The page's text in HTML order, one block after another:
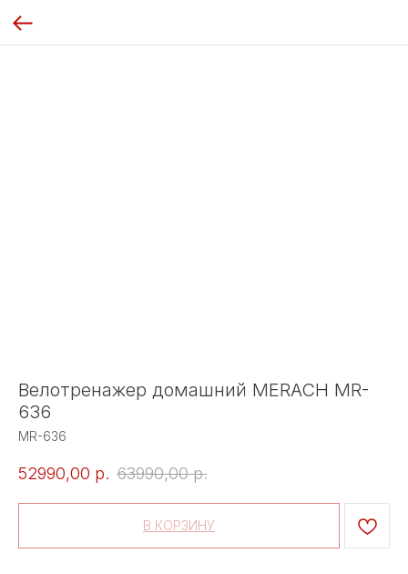
Велотренажер домашний MERACH MR-
636
MR-636
52990,00 р. 63990,00 р.
В КОРЗИНУ